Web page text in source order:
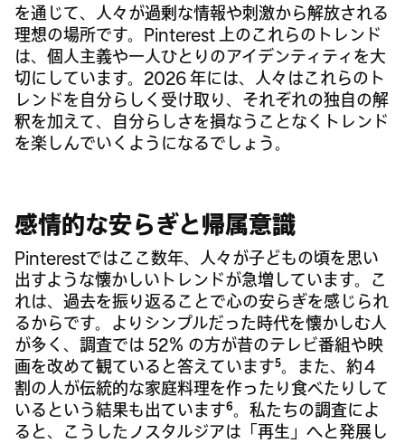
を通じて、人々が過剰な情報や刺激から解放される
理想の場所です。Pinterest 上のこれらのトレンド
は、個人主義や一人ひとりのアイデンティティを大
切にしています。2026 年には、人々はこれらのト
レンドを自分らしく受け取り、それぞれの独自の解
釈を加えて、自分らしさを損なうことなくトレンド
を楽しんでいくようになるでしょう。
感情的な安らぎと帰属意識
Pinterestではここ数年、人々が子どもの頃を思い
出すような懐かしいトレンドが急増しています。こ
れは、過去を振り返ることで心の安らぎを感じられ
るからです。よりシンプルだった時代を懐かしむ人
が多く、調査では 52％ の方が昔のテレビ番組や映
画を改めて観ていると答えています5。また、約 4
割の人が伝統的な家庭料理を作ったり食べたりして
いるという結果も出ています6 。私たちの調査によ
ると、こうしたノスタルジアは「再生」へと発展し